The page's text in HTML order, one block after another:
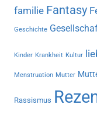
familie Fantasy
Geschichte
Kinder Krankheit Kultur
Menstruation Mutter
Rassismus